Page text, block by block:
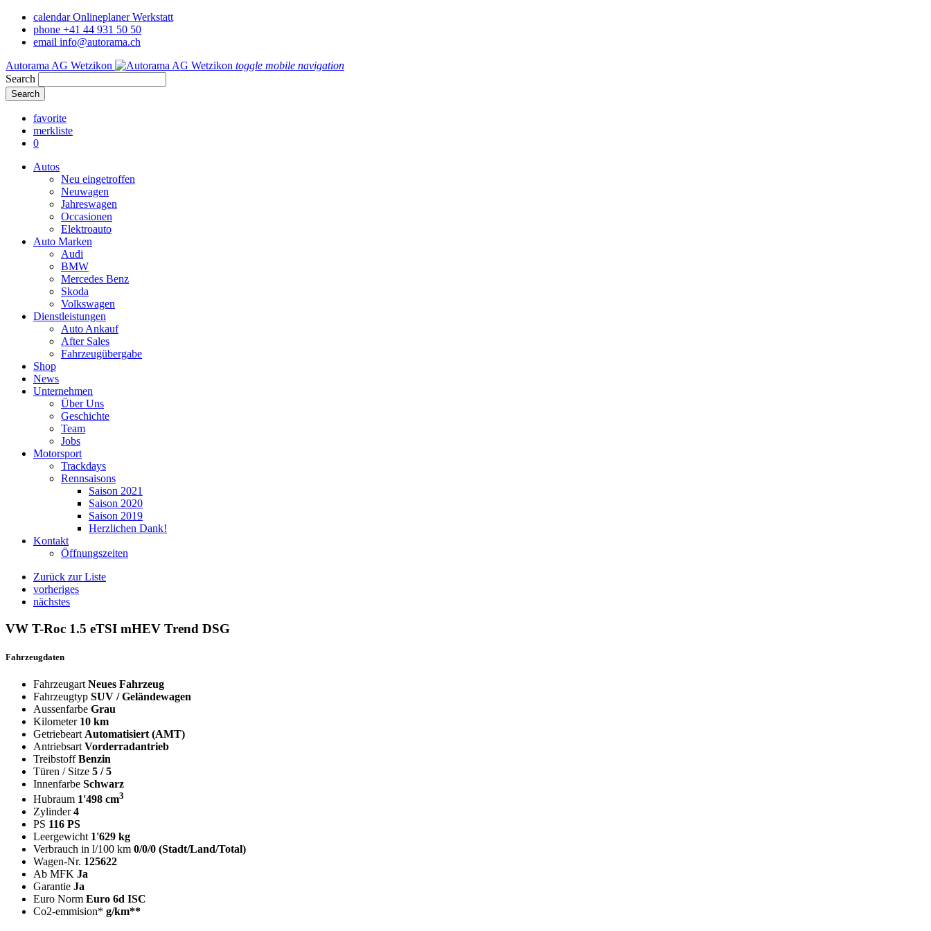
calendar Onlineplaner Werkstatt
phone +41 44 931 50 50
email info@autorama.ch
Autorama AG Wetzikon
toggle mobile navigation
Search
favorite
merkliste
0
Autos
Neu eingetroffen
Neuwagen
Jahreswagen
Occasionen
Elektroauto
Auto Marken
Audi
BMW
Mercedes Benz
Skoda
Volkswagen
Dienstleistungen
Auto Ankauf
After Sales
Fahrzeugübergabe
Shop
News
Unternehmen
Über Uns
Geschichte
Team
Jobs
Motorsport
Trackdays
Rennsaisons
Saison 2021
Saison 2020
Saison 2019
Herzlichen Dank!
Kontakt
Öffnungszeiten
Zurück zur Liste
vorheriges
nächstes
VW T-Roc 1.5 eTSI mHEV Trend DSG
Fahrzeugdaten
Fahrzeugart Neues Fahrzeug
Fahrzeugtyp SUV / Geländewagen
Aussenfarbe Grau
Kilometer 10 km
Getriebeart Automatisiert (AMT)
Antriebsart Vorderradantrieb
Treibstoff Benzin
Türen / Sitze 5 / 5
Innenfarbe Schwarz
Hubraum 1'498 cm3
Zylinder 4
PS 116 PS
Leergewicht 1'629 kg
Verbrauch in l/100 km 0/0/0 (Stadt/Land/Total)
Wagen-Nr. 125622
Ab MFK Ja
Garantie Ja
Euro Norm Euro 6d ISC
Co2-emmision* g/km**